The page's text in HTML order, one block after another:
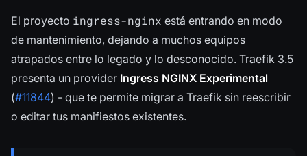
El proyecto ingress-nginx está entrando en modo
de mantenimiento, dejando a muchos equipos
atrapados entre lo legado y lo desconocido. Traefik 3.5
presenta un provider Ingress NGINX Experimental
(#11844) - que te permite migrar a Traefik sin reescribir
o editar tus manifiestos existentes.